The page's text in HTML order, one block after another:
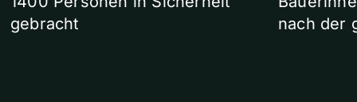
gebracht
nach der